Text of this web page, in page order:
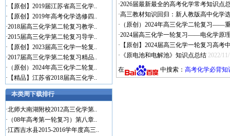
· 【原创】2019届江苏省高三化学..
· 【原创】2019年高考化学选修四..
·2018届高三化学第二轮复习教学..
·2015届高三化学第二轮复习导学..
· 【原创】2023届高三化学一轮复..
·2017届高三化学第二轮复习精品..
· （原创）2024年高三化学二轮复..
· 【精品】江苏省2018届高三化学..
本类周下载排行
·北师大南湖附校2012高三化学第..
· （08年高考第一轮复习）第八章..
·江西吉水县2015-2016学年度高三..
·2026届最新最全的高考化学常考知识点
·高三教材知识回归：新人教版高中化学
· （原创）2024年高三化学二轮复习——
·2024届高三化学一轮复习——电化学原
· 【原创】2024届高三化学一轮复习高
· 《原电池和电解池》知识点总结 2022/
在
中搜索： 高考化学必背知